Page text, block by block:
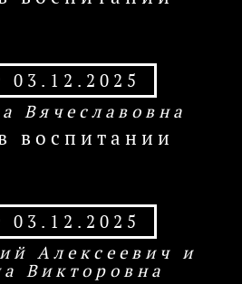
Вячеславовна
воспитании
Алексеевич и
Викторовна